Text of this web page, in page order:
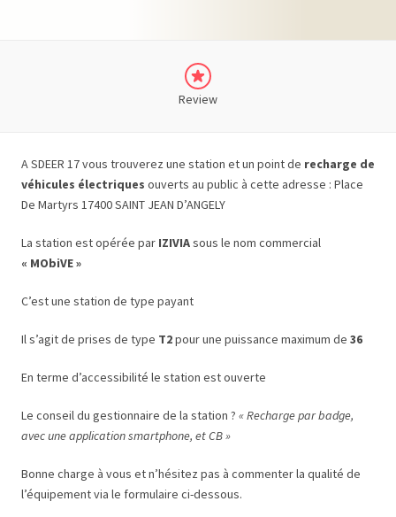
Review
A SDEER 17 vous trouverez une station et un point de recharge de
véhicules électriques ouverts au public à cette adresse : Place
De Martyrs 17400 SAINT JEAN D’ANGELY
La station est opérée par IZIVIAsous le nom commercial
« MObiVE »
C’est une station de type payant
Il s’agit de prises de type T2pour une puissance maximum de 36
En terme d’accessibilité le station est ouverte
Le conseil du gestionnaire de la station ? « Recharge par badge,
avec une application smartphone, et CB »
Bonne charge à vous et n’hésitez pas à commenter la qualité de
l’équipement via le formulaire ci-dessous.